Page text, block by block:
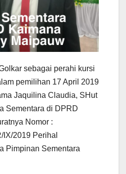
sebagai perahi kursi
pemilihan 17 April 2019
Jaquilina Claudia, SHut
Sementara di DPRD
Nomor :
IX/2019 Perihal
Pimpinan Sementara